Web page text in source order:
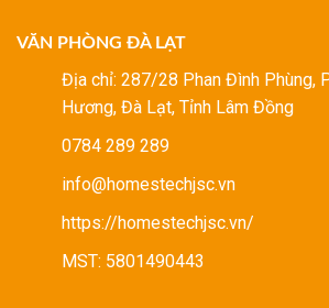
VĂN PHÒNG ĐÀ LẠT
Địa chỉ: 287/28 Phan Đình Phùng,
Hương, Đà Lạt, Tỉnh Lâm Đồng
0784 289 289
info@homestechjsc.vn
https://homestechjsc.vn/
MST: 5801490443